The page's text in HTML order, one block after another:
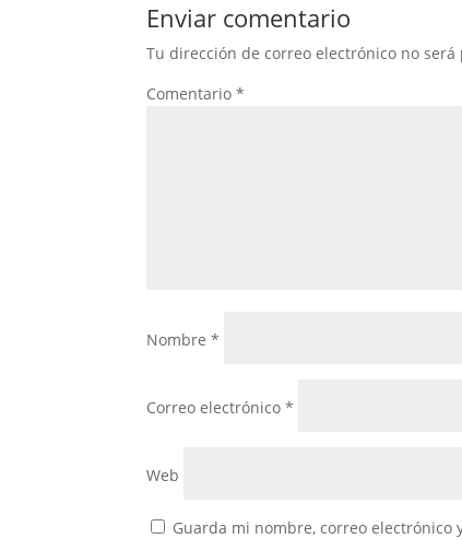
Enviar comentario
Tu dirección de correo electrónico no será
Comentario*
Nombre*
Correo electrónico*
Web
Guarda mi nombre, correo electrónico